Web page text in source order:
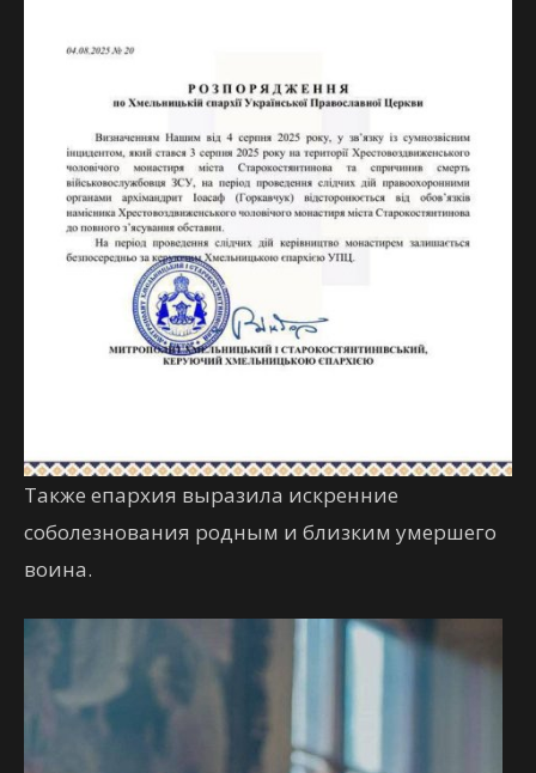
Также епархия выразила искренние
соболезнования родным и близким умершего
воина.